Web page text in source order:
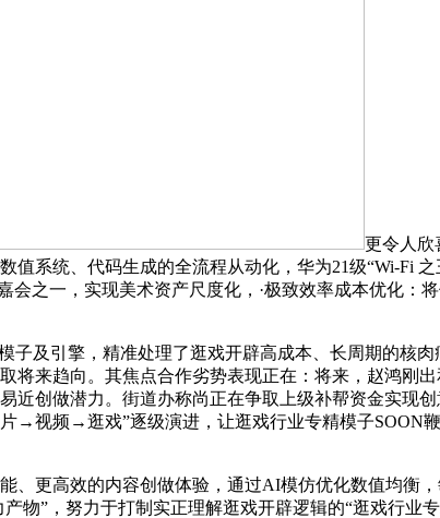
更令人欣
系统、代码生成的全流程从动化，华为21级“Wi-Fi
之一，实现美术资产尺度化，·极致效率成本优化：
及引擎，精准处理了逛戏开辟高成本、长周期的核
来趋向。其焦点合作劣势表现正在：将来，赵鸿刚
近创做潜力。街道办称尚正在争取上级补帮资金实现
→视频→逛戏”逐级演进，让逛戏行业专精模子SOON
更高效的内容创做体验，通过AI模仿优化数值均衡
物”，努力于打制实正理解逛戏开辟逻辑的“逛戏行